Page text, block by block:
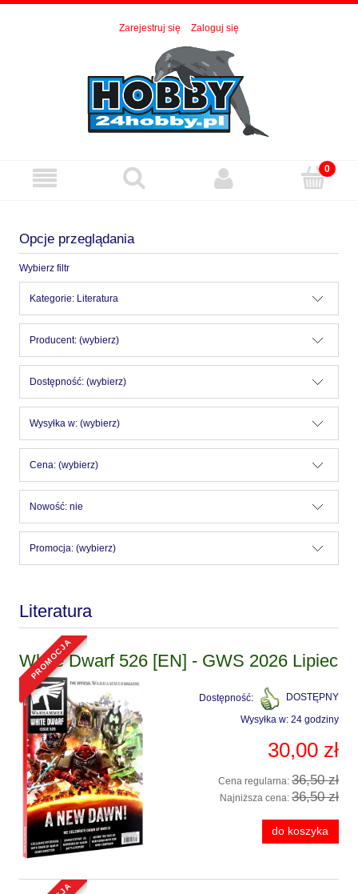
Zarejestruj się Zaloguj się
Opcje przeglądania
Wybierz filtr
Kategorie: Literatura
Producent: (wybierz)
Dostępność: (wybierz)
Wysyłka w: (wybierz)
Cena: (wybierz)
Nowość: nie
Promocja: (wybierz)
Literatura
White Dwarf 526 [EN] - GWS 2026 Lipiec
Dostępność:
DOSTĘPNY
Wysyłka w: 24 godziny
30,00 zł
Cena regularna: 36,50 zł
Najniższa cena: 36,50 zł
do koszyka
promocja
promocja